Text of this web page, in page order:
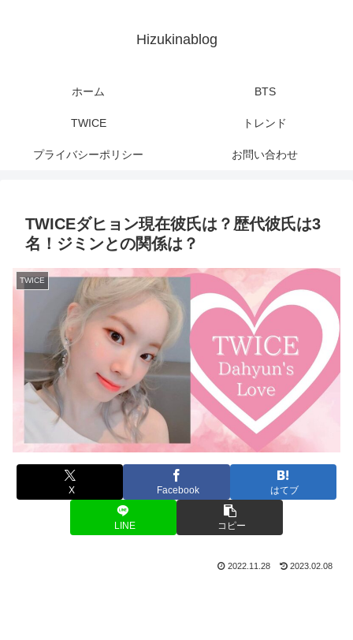
Hizukinablog
ホーム BTS
TWICE トレンド
プライバシーポリシー お問い合わせ
TWICEダヒョン現在彼氏は？歴代彼氏は3
名！ジミンとの関係は？
TWICE
X Facebook はてブ
LINE コピー
2022.11.28 2023.02.08